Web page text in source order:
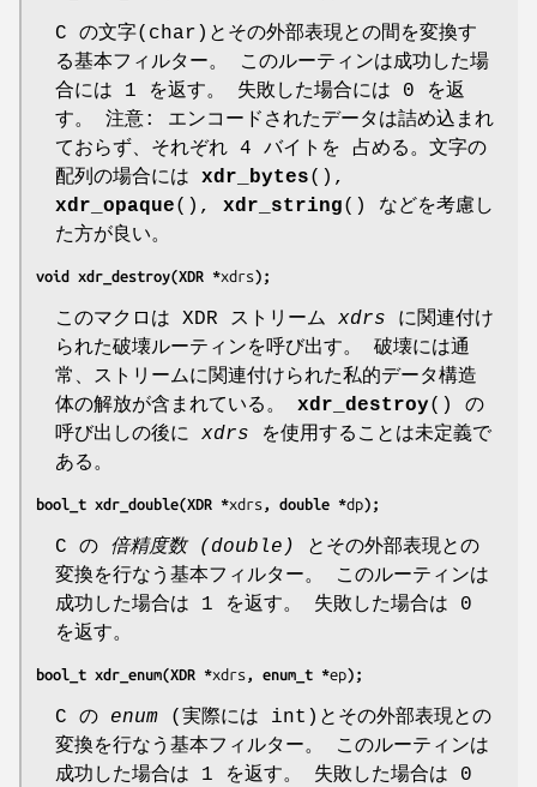
C の文字(char)とその外部表現との間を変換す
る基本フィルター。 このルーティンは成功した場
合には 1 を返す。 失敗した場合には 0 を返
す。 注意: エンコードされたデータは詰め込まれ
ておらず、それぞれ 4 バイトを 占める。文字の
配列の場合には xdr_bytes(),
xdr_opaque(), xdr_string() などを考慮し
た方が良い。
void xdr_destroy(XDR *xdrs);
このマクロは XDR ストリーム xdrs に関連付け
られた破壊ルーティンを呼び出す。 破壊には通
常、ストリームに関連付けられた私的データ構造
体の解放が含まれている。 xdr_destroy() の
呼び出しの後に xdrs を使用することは未定義で
ある。
bool_t xdr_double(XDR *xdrs , double *dp);
C の 倍精度数 (double)
とその外部表現との
変換を行なう基本フィルター。 このルーティンは
成功した場合は 1 を返す。 失敗した場合は 0
を返す。
bool_t xdr_enum(XDR *xdrs , enum_t *ep);
C の enum (実際には int)とその外部表現との
変換を行なう基本フィルター。 このルーティンは
成功した場合は 1 を返す。 失敗した場合は 0